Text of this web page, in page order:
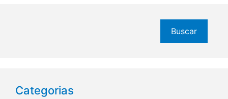
Buscar
Categorias